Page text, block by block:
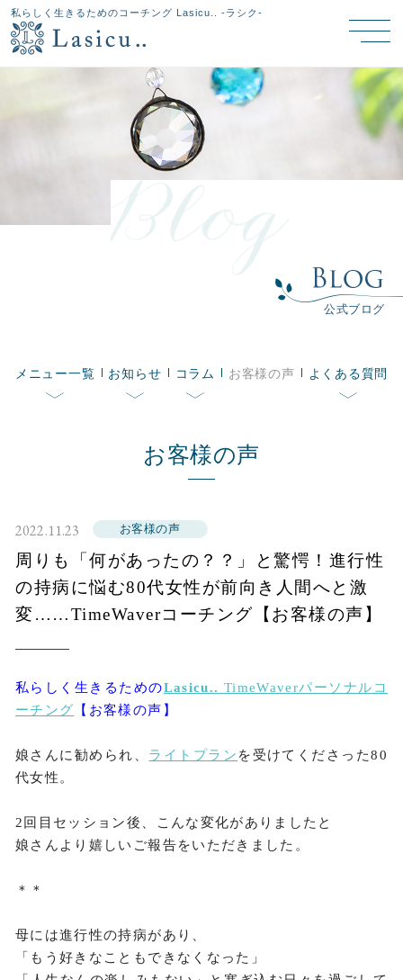
私らしく生きるためのコーチング Lasicu.. -ラシク-
公式ブログ
メニュー一覧 お知らせ コラム お客様の声 よくある質問
お客様の声
2022.11.23 お客様の声
周りも「何があったの？？」と驚愕！進行性
の持病に悩む80代女性が前向き人間へと激
変……TimeWaverコーチング【お客様の声】
私らしく生きるためのLasicu.. TimeWaverパーソナルコ
ーチング 【お客様の声】
娘さんに勧められ、 ライトプラン を受けてくださった80
代女性。
2回目セッション後、こんな変化がありましたと
娘さんより嬉しいご報告をいただきました。
＊＊
母には進行性の持病があり、
「もう好きなこともできなくなった」